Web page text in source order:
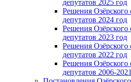
депутатов 2025 год
Решения Озёрского
депутатов 2024 год
Решения Озёрского
депутатов 2023 год
Решения Озёрского
депутатов 2022 год
Решения Озёрского
депутатов 2006-